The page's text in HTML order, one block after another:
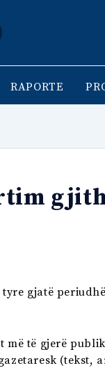
RAPORTE
gjatë
të gjerë